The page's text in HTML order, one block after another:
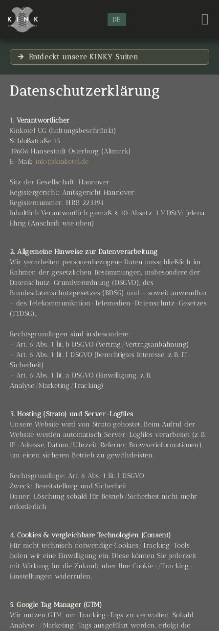
DE
Entdeckt unsere KINKY Suiten
Datenschutzerklärung
1. Verantwortlicher
Kinkotel UG (haftungsbeschränkt)
Schloßstraße 15
39606 Hansestadt Osterburg (Altmark)
E-Mail: info@kinkotel.de
Sitz der Gesellschaft: Hannover
Registergericht: Amtsgericht Hannover
Registernummer: HRB 223394
Inhaltlich Verantwortlich gemäß § 10 Absatz 3 MDStV: Jelena
Ehrig (Anschrift wie oben)
2. Allgemeine Hinweise zur Datenverarbeitung
Wir verarbeiten personenbezogene Daten ausschließlich im
Rahmen der gesetzlichen Bestimmungen, insbesondere der
Datenschutz-Grundverordnung (DSGVO), des
Bundesdatenschutzgesetzes (BDSG) und – soweit anwendbar
– des Telekommunikation-Telemedien-Datenschutz-Gesetzes
(TTDSG).
Rechtsgrundlagen sind insbesondere:
– Art. 6 Abs. 1 lit. b DSGVO (Vertrag/Vertragsanbahnung)
– Art. 6 Abs. 1 lit. f DSGVO (berechtigtes Interesse, z. B. IT-
Sicherheit)
– Art. 6 Abs. 1 lit. a DSGVO (Einwilligung, z. B.
Analyse/Marketing/Tracking)
3. Hosting (Strato) und Server-Logfiles
Unsere Website wird von Strato gehostet. Beim Aufruf der
Website werden automatisch Server-Logfiles verarbeitet (z. B.
IP-Adresse, Datum/Uhrzeit, Referrer, Browserinformationen),
um einen sicheren Betrieb zu gewährleisten.
Rechtsgrundlage: Art. 6 Abs. 1 lit. f DSGVO
Zweck: Bereitstellung und Sicherheit
Dauer: Löschung sobald für Betrieb/Sicherheit nicht mehr
erforderlich
4. Cookies & vergleichbare Technologien (Consent)
Für nicht technisch notwendige Cookies/Tracking-Tools
holen wir eine Einwilligung ein. Diese können Sie jederzeit
mit Wirkung für die Zukunft über Ihre Cookie-/Tracking-
Einstellungen widerrufen.
5. Google Tag Manager (GTM)
Wir nutzen GTM, um Tracking-Tags zu verwalten. Sobald
Analyse-/Marketing-Tags ausgeführt werden, erfolgt die